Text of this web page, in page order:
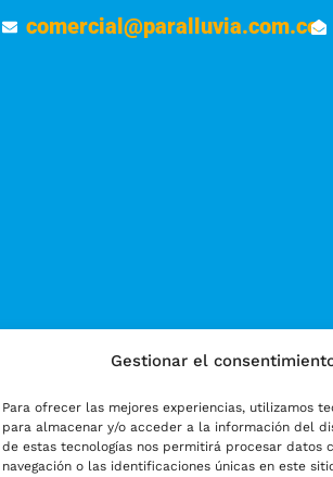
Gestionar el
Para ofrecer las mejores experiencias, utilizamos
para almacenar y/o acceder a la información del
de estas tecnologías nos permitirá procesar datos
navegación o las identificaciones únicas en este
comercial@paralluvia.com.co